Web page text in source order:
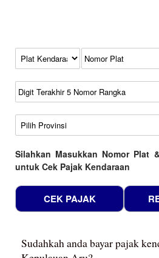
Kode Plat Kendaraan
No Plat
No Seri
No Rangka
Wilayah
Silahkan Masukkan Nomor Plat
untuk Cek Pajak Kendaraan
Sudahkah anda bayar pajak